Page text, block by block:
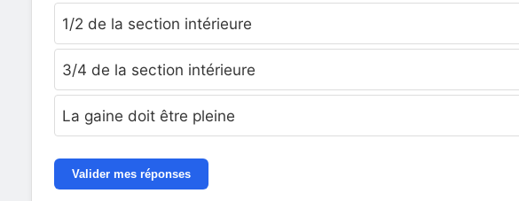
1/2 de la section intérieure
3/4 de la section intérieure
La gaine doit être pleine
Valider mes réponses